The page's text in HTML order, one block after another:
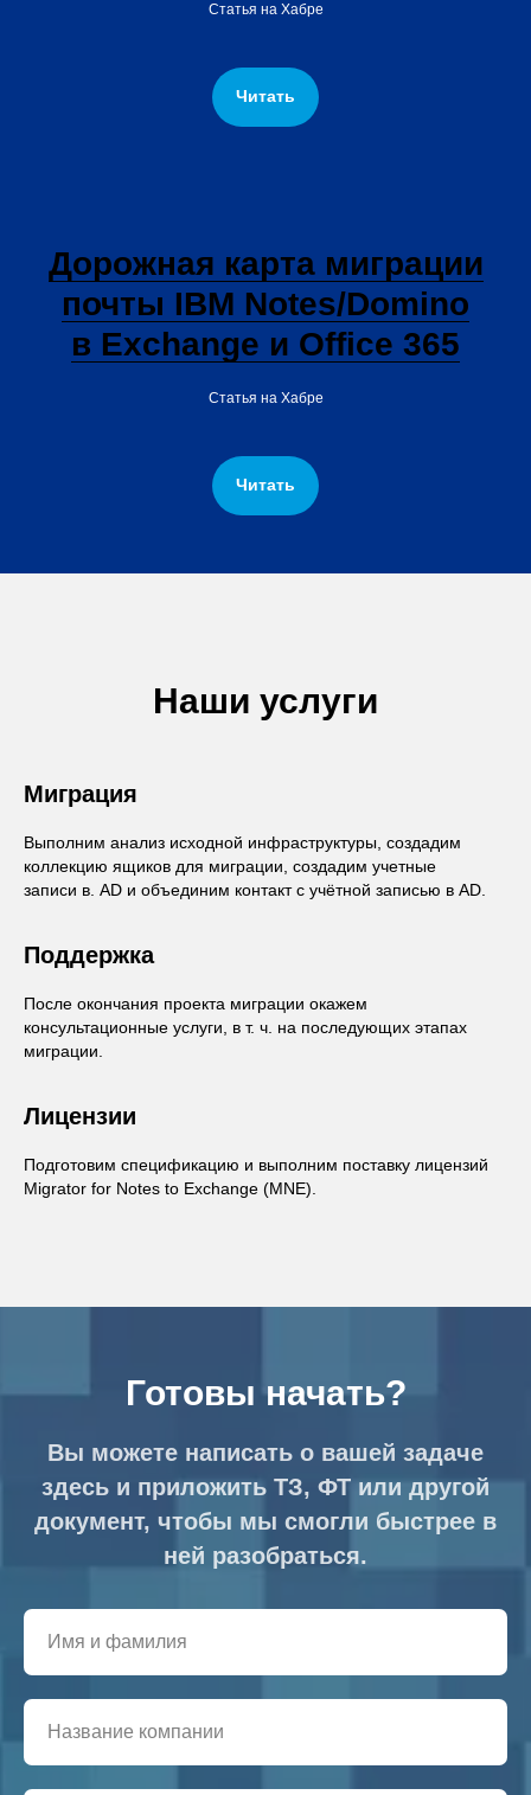
Статья на Хабре
Читать
Дорожная карта миграции
почты IBM Notes/Domino
в Exchange и Office 365
Статья на Хабре
Читать
Наши услуги
Миграция
Выполним анализ исходной инфраструктуры, создадим
коллекцию ящиков для миграции, создадим учетные
записи в. AD и объединим контакт с учётной записью в AD.
Поддержка
После окончания проекта миграции окажем
консультационные услуги, в т. ч. на последующих этапах
миграции.
Лицензии
Подготовим спецификацию и выполним поставку лицензий
Migrator for Notes to Exchange (MNE).
Готовы начать?
Вы можете написать о вашей задаче
здесь и приложить ТЗ, ФТ или другой
документ, чтобы мы смогли быстрее в
ней разобраться.